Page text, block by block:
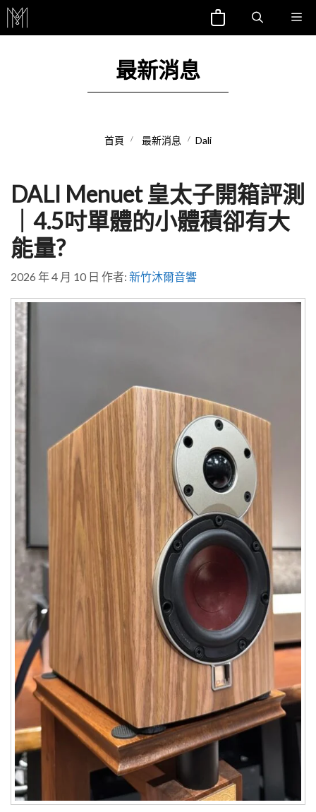
跳
至
最新消息
首頁 最新消息 Dali
DALI Menuet 皇太子開箱評測
｜4.5吋單體的小體積卻有大
能量?
2026 年 4 月 10 日 作者: 新竹沐爾音響